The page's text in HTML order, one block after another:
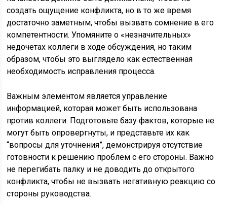
создать ощущение конфликта, но в то же время
достаточно заметным, чтобы вызвать сомнение в его
компетентности. Упомяните о «незначительных»
недочетах коллеги в ходе обсуждения, но таким
образом, чтобы это выглядело как естественная
необходимость исправления процесса.
Важным элементом является управление
информацией, которая может быть использована
против коллеги. Подготовьте базу фактов, которые не
могут быть опровергнуты, и представьте их как
“вопросы для уточнения”, демонстрируя отсутствие
готовности к решению проблем с его стороны. Важно
не перегибать палку и не доводить до открытого
конфликта, чтобы не вызвать негативную реакцию со
стороны руководства.